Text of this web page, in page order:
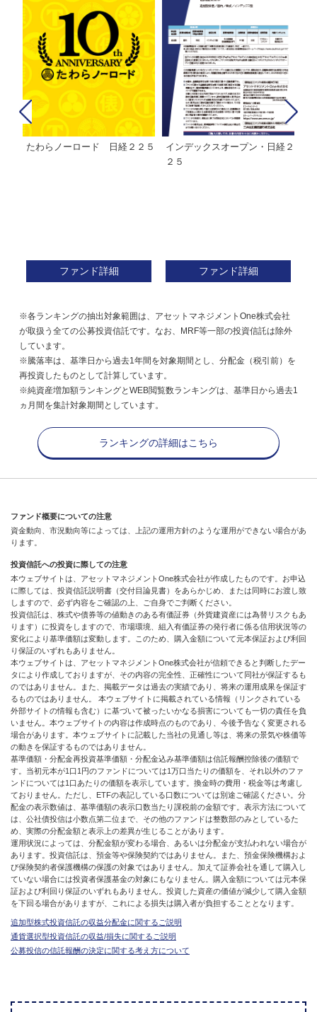
たわらノーロード 日経２２５
ファンド詳細
インデックスオープン・日経２
２５
ファンド詳細
※各ランキングの抽出対象範囲は、アセットマネジメントOne株式会社
が取扱う全ての公募投資信託です。なお、MRF等一部の投資信託は除外
しています。
※騰落率は、基準日から過去1年間を対象期間とし、分配金（税引前）を
再投資したものとして計算しています。
※純資産増加額ランキングとWEB閲覧数ランキングは、基準日から過去1
ヵ月間を集計対象期間としています。
ランキングの詳細はこちら
ファンド概要についての注意
資金動向、市況動向等によっては、上記の運用方針のような運用ができない場合があ
ります。
投資信託への投資に際しての注意
本ウェブサイトは、アセットマネジメントOne株式会社が作成したものです。お申込
に際しては、投資信託説明書（交付目論見書）をあらかじめ、または同時にお渡し致
しますので、必ず内容をご確認の上、ご自身でご判断ください。
投資信託は、株式や債券等の値動きのある有価証券（外貨建資産には為替リスクもあ
ります）に投資をしますので、市場環境、組入有価証券の発行者に係る信用状況等の
変化により基準価額は変動します。このため、購入金額について元本保証および利回
り保証のいずれもありません。
本ウェブサイトは、アセットマネジメントOne株式会社が信頼できると判断したデー
タにより作成しておりますが、その内容の完全性、正確性について同社が保証するも
のではありません。また、掲載データは過去の実績であり、将来の運用成果を保証す
るものではありません。 本ウェブサイトに掲載されている情報（リンクされている
外部サイトの情報も含む）に基づいて被ったいかなる損害についても一切の責任を負
いません。本ウェブサイトの内容は作成時点のものであり、今後予告なく変更される
場合があります。本ウェブサイトに記載した当社の見通し等は、将来の景気や株価等
の動きを保証するものではありません。
基準価額・分配金再投資基準価額・分配金込み基準価額は信託報酬控除後の価額で
す。当初元本が1口1円のファンドについては1万口当たりの価額を、それ以外のファ
ンドについては1口あたりの価額を表示しています。換金時の費用・税金等は考慮し
ておりません。ただし、ETFの表記している口数については別途ご確認ください。分
配金の表示数値は、基準価額の表示口数当たり課税前の金額です。表示方法について
は、公社債投信は小数点第二位まで、その他のファンドは整数部のみとしているた
め、実際の分配金額と表示上の差異が生じることがあります。
運用状況によっては、分配金額が変わる場合、あるいは分配金が支払われない場合が
あります。投資信託は、預金等や保険契約ではありません。また、預金保険機構およ
び保険契約者保護機構の保護の対象ではありません。加えて証券会社を通して購入し
ていない場合には投資者保護基金の対象にもなりません。購入金額については元本保
証および利回り保証のいずれもありません。投資した資産の価値が減少して購入金額
を下回る場合がありますが、これによる損失は購入者が負担することとなります。
追加型株式投資信託の収益分配金に関するご説明
通貨選択型投資信託の収益/損失に関するご説明
公募投信の信託報酬の決定に関する考え方について